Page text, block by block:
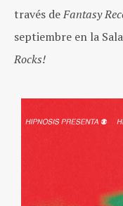
través deFantasy
septiembre en la
Rocks!